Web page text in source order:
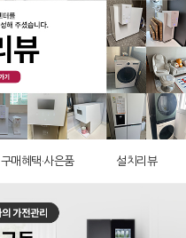
구매혜택·사은품 설치리뷰